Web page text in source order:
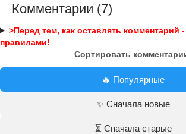
Комментарии (7)
>Перед тем, как оставлять комментарий
правилами!
Сортировать
🔥 Популярные
✨ Сначала новые
⏳ Сначала старые